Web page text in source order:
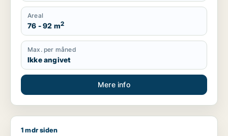
Areal
76 - 92 m2
Max. per måned
Ikke angivet
Mere info
Yurii søger lager, værksted, produktionslokaler eller garage
1 mdr siden